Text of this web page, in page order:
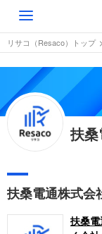
Toggle
navigation
リサコ（Resaco）トップ
扶桑
扶桑電通株式会
扶桑